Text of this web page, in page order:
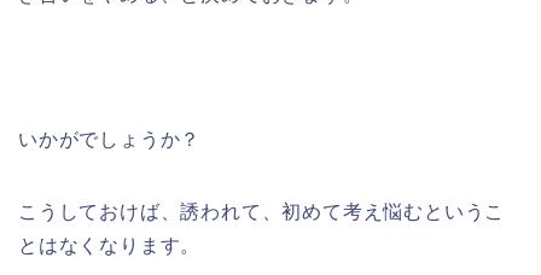
いかがでしょうか？
こうしておけば、誘われて、初めて考え悩むというこ
とはなくなります。